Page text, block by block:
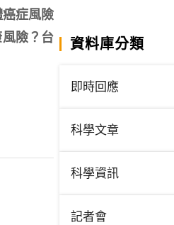
症風險
險？台
資料庫分類
即時回應
科學文章
科學資訊
記者會